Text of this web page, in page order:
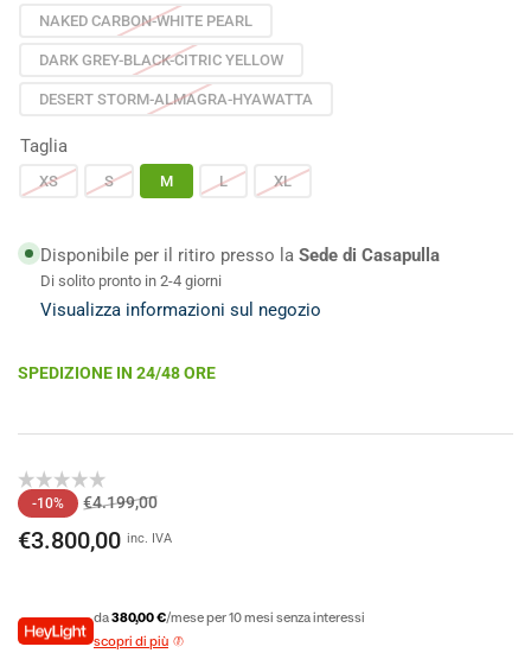
NAKED CARBON-WHITE PEARL
DARK GREY-BLACK-CITRIC YELLOW
DESERT STORM-ALMAGRA-HYAWATTA
Taglia
XS S M L XL
Disponibile per il ritiro presso la Sede di Casapulla
Di solito pronto in 2-4 giorni
Visualizza informazioni sul negozio
SPEDIZIONE IN 24/48 ORE
Prezzo
di
-10% €4.199,00Prezzo
scontato
€3.800,00 inc. IVA
da380,00 €/mese per 10 mesi senza interessi
scopri di più